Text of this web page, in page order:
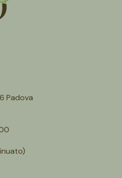
Padova